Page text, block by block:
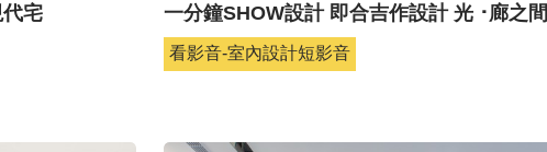
宅 一分鐘SHOW設計 即合吉作設計 光 ･廊之間
看影音-室內設計短影音